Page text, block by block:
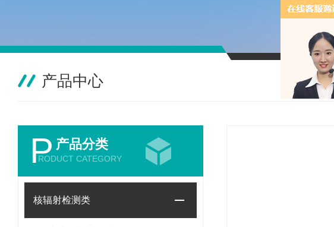
产品中心
P 产品分类
RODUCT CATEGORY
核辐射检测类